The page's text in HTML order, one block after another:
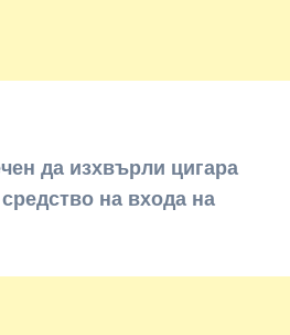
да изхвърли цигара
средство на входа на